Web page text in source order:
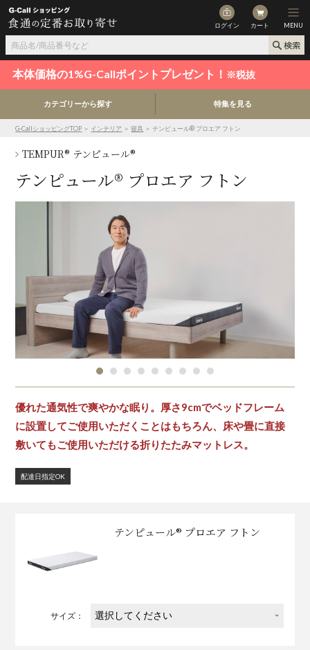
ログイン カート MENU
本体価格の1%G-Callポイントプレゼント！ ※税抜
カテゴリーから探す 特集を見る
G-CallショッピングTOP ＞ インテリア ＞寝具 ＞ テンピュール® プロエア フトン
TEMPUR® テンピュール®
テンピュール® プロエア フトン
優れた通気性で爽やかな眠り。厚さ9cmでベッドフレーム
に設置してご使用いただくことはもちろん、床や畳に直接
敷いてもご使用いただける折りたたみマットレス。
配達日指定OK
テンピュール® プロエア フトン
サイズ：